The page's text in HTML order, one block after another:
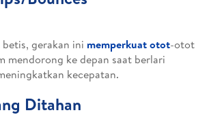
gerakan ini memperkuat otot-otot
mendorong ke depan saat berlari
kecepatan.
Ditahan